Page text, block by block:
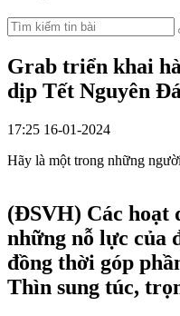
Grab triển khai
dịp Tết Nguyên
17:25 16-01-2024
Hãy là một trong những
(ĐSVH) Các hoạt
những nỗ lực của
đồng thời góp
Thìn sung túc,